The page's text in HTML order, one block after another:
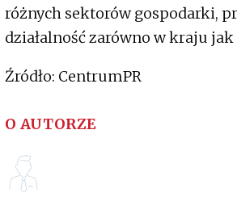
różnych sektorów gospodarki,
działalność zarówno w kraju jak
Źródło: CentrumPR
O AUTORZE